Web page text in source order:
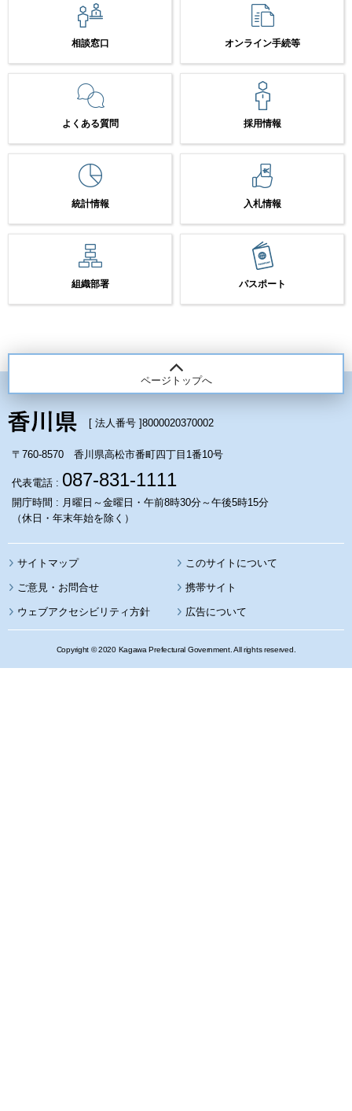
相談窓口 オンライン手続等
よくある質問 採用情報
統計情報 入札情報
組織部署 パスポート
ページトップへ
[ 法人番号 ]8000020370002
〒760-8570 香川県高松市番町四丁目1番10号
代表電話 : 087-831-1111
開庁時間 : 月曜日～金曜日・午前8時30分～午後5時15分
（休日・年末年始を除く）
サイトマップ このサイトについて
携帯サイト
ウェブアクセシビリティ方針 広告について
Copyright © 2020 Kagawa Prefectural Government. All rights reserved.